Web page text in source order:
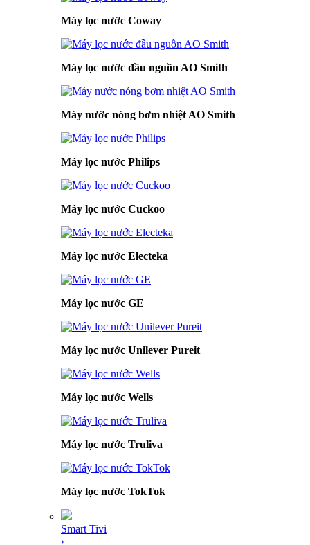
Máy lọc nước Coway
Máy lọc nước đầu nguồn AO Smith
Máy nước nóng bơm nhiệt AO Smith
Máy lọc nước Philips
Máy lọc nước Cuckoo
Máy lọc nước Electeka
Máy lọc nước GE
Máy lọc nước Unilever Pureit
Máy lọc nước Wells
Máy lọc nước Truliva
Máy lọc nước TokTok
Smart Tivi
›